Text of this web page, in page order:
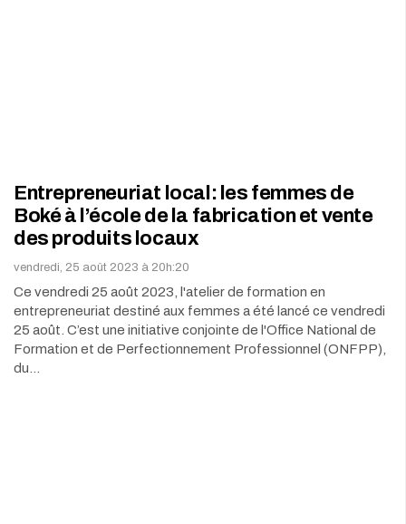
Entrepreneuriat local: les femmes de
Boké à l’école de la fabrication et vente
des produits locaux
vendredi, 25 août 2023 à 20h:20
Ce vendredi 25 août 2023, l'atelier de formation en
entrepreneuriat destiné aux femmes a été lancé ce vendredi
25 août. C’est une initiative conjointe de l'Office National de
Formation et de Perfectionnement Professionnel (ONFPP),
du…